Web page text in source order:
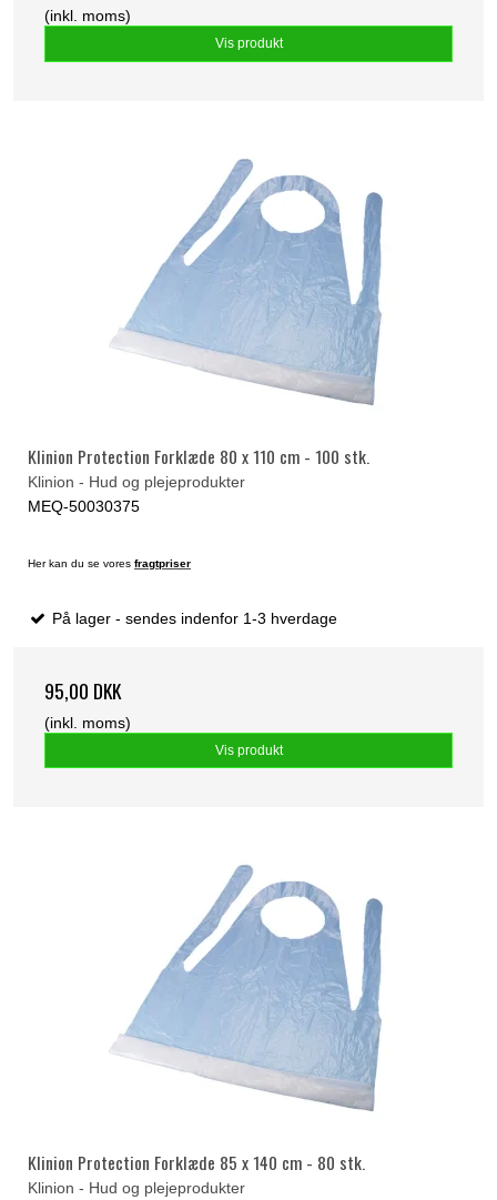
(inkl. moms)
Vis produkt
Klinion Protection Forklæde 80 x 110 cm - 100 stk.
Klinion - Hud og plejeprodukter
MEQ-50030375
Her kan du se vores fragtpriser
På lager - sendes indenfor 1-3 hverdage
95,00 DKK
(inkl. moms)
Vis produkt
Klinion Protection Forklæde 85 x 140 cm - 80 stk.
Klinion - Hud og plejeprodukter